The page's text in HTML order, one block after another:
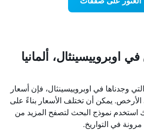
اوبروييسينثال، ألمانيا
وجدناها في اوبروييسينثال، فإن أسعار
الأرخص. يمكن أن تختلف الأسعار بناءً على
استخدم نموذج البحث لتصفح المزيد من
في التواريخ.